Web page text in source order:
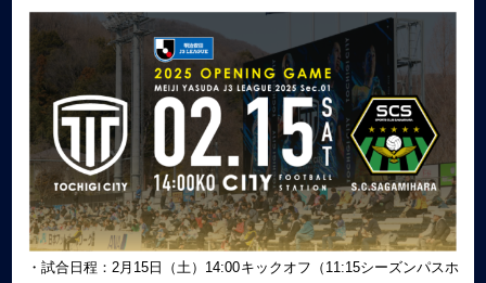
・試合日程：2月15日（土）14:00キックオフ（11:15シーズンパスホ